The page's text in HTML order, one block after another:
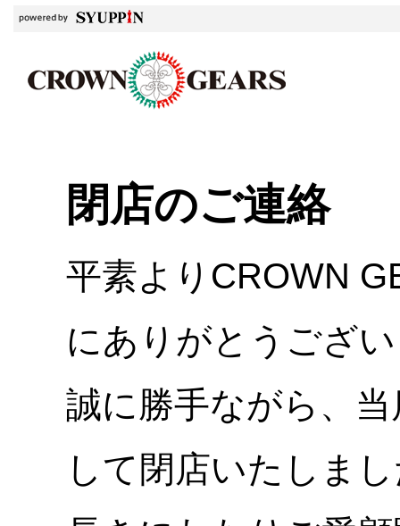
閉店のご連絡
平素よりCROWN
にありがとうござ
誠に勝手ながら、
して閉店いたしま